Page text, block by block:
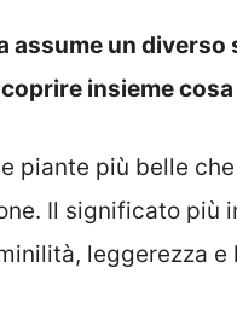
assume un
insieme
piante più belle
Il significato più
leggerezza